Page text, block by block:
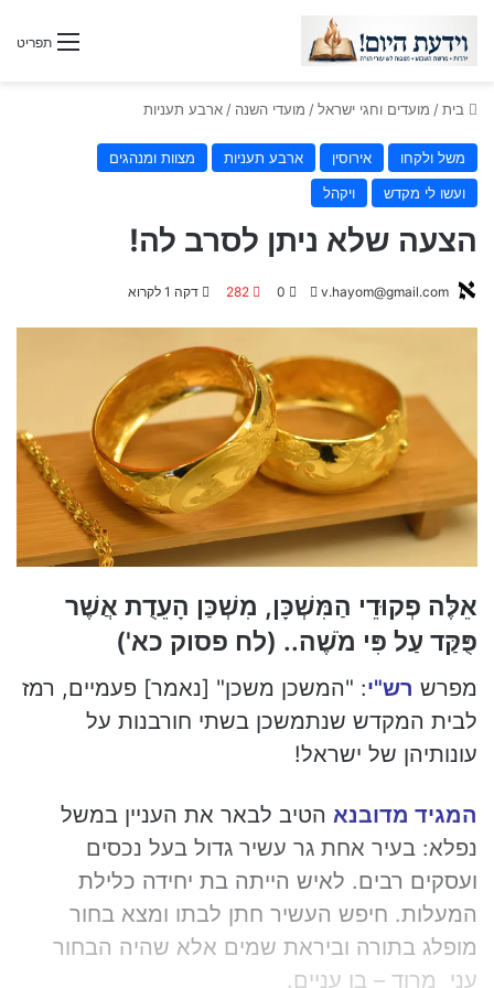
תפריט
בית/ מועדים וחגי ישראל/ מועדי השנה / ארבע תעניות
משל ולקחו אירוסין ארבע תעניות
מצוות ומנהגים
ועשו לי מקדש
ויקהל
הצעה שלא ניתן לסרב לה!
v.hayom@gmail.com
a
e
m
a
i
l
0
282 דקה 1 לקרוא
אֵלֶּה פְקוּדֵי הַמִּשְׁכָּן, מִשְׁכַּן הָעֵדֻת אֲשֶׁר
פֻּקַּד עַל פִּי מֹשֶׁה.. (לח פסוק כא')
מפרש רש"י: "המשכן משכן" [נאמר] פעמיים, רמז
לבית המקדש שנתמשכן בשתי חורבנות על
עונותיהן של ישראל!
המגיד מדובנא הטיב לבאר את העניין במשל
נפלא: בעיר אחת גר עשיר גדול בעל נכסים
ועסקים רבים. לאיש הייתה בת יחידה כלילת
המעלות. חיפש העשיר חתן לבתו ומצא בחור
מופלג בתורה וביראת שמים אלא שהיה הבחור
עני מרוד – בן עניים.